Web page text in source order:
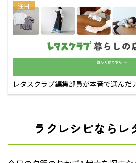
注目
レタスクラブ編集部員が本音で選んだ
ラクレシピならレ